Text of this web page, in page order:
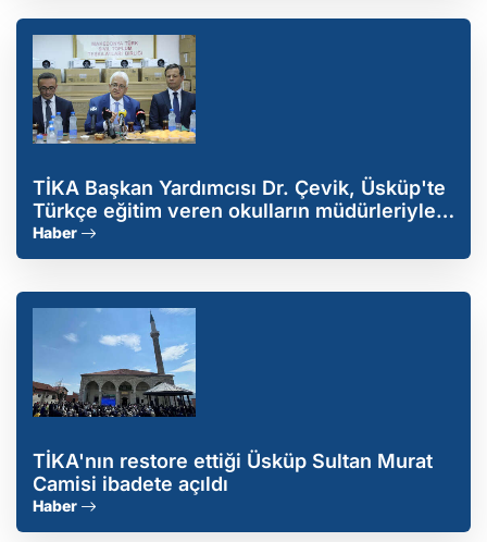
TİKA Başkan Yardımcısı Dr. Çevik, Üsküp'te
Türkçe eğitim veren okulların müdürleriyle
buluştu
Haber
TİKA'nın restore ettiği Üsküp Sultan Murat
Camisi ibadete açıldı
Haber